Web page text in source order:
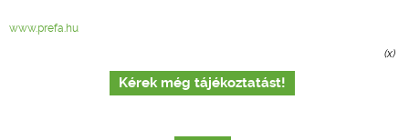
www.prefa.hu
(x)
Kérek még tájékoztatást!